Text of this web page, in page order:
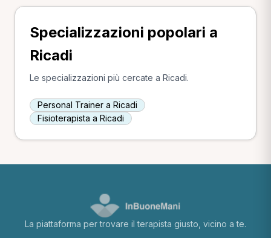
Specializzazioni popolari a
Ricadi
Le specializzazioni più cercate a Ricadi.
Personal Trainer a Ricadi
Fisioterapista a Ricadi
La piattaforma per trovare il terapista giusto, vicino a te.